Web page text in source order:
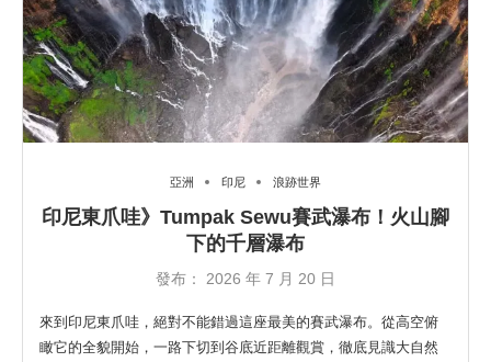
亞洲 印尼 浪跡世界
印尼東爪哇》Tumpak Sewu賽武瀑布！火山腳
下的千層瀑布
發布： 2026 年 7 月 20 日
來到印尼東爪哇，絕對不能錯過這座最美的賽武瀑布。從高空俯
瞰它的全貌開始，一路下切到谷底近距離觀賞，徹底見識大自然